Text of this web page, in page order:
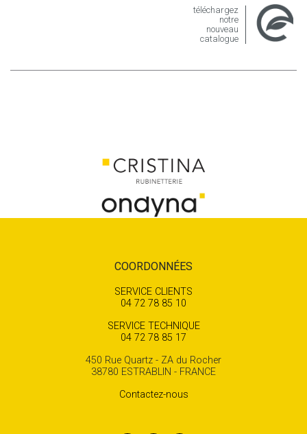
téléchargez
notre
nouveau
catalogue
COORDONNÉES
SERVICE CLIENTS
04 72 78 85 10
SERVICE TECHNIQUE
04 72 78 85 17
450 Rue Quartz - ZA du Rocher
38780 ESTRABLIN - FRANCE
Contactez-nous